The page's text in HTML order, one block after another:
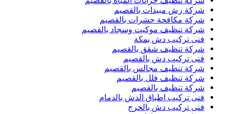
شركة رش مبيدات بالقصيم
شركة مكافحة حشرات بالقصيم
شركة تنظيف موكيت وسجاد بالقصيم
فنى تركيب دش بمكة
شركة تنظيف شقق بالقصيم
فنى تركيب دش بالقصيم
شركة تنظيف مجالس بالقصيم
شركة تنظيف فلل بالقصيم
شركة تنظيف بالقصيم
فنى تركيب اطباق الدش بالدمام
فنى تركيب دش بالخرج